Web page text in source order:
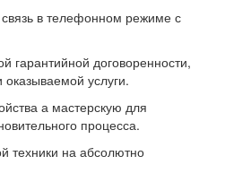
в телефонном режиме с
гарантийной договоренности,
оказываемой услуги.
а мастерскую для
процесса.
техники на абсолютно